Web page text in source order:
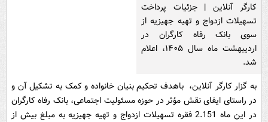
کارگر آنلاین | جزئیات پرداخت
تسهیلات ازدواج و تهیه جهیزیه از
سوی بانک رفاه کارگران در
اردیبهشت ماه سال ۱۴۰۵، اعلام
شد.
به گزار کارگر آنلاین، باهدف تحکیم بنیان خانواده و کمک به تشکیل آن و
در راستای ایفای نقش مؤثر در حوزه مسئولیت اجتماعی، بانک رفاه کارگران
در این ماه 2.151 فقره تسهیلات ازدواج و تهیه جهیزیه به مبلغ بیش از